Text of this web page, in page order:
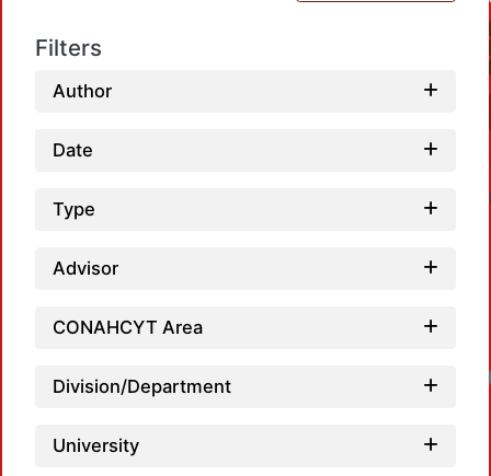
Filters
Author
Date
Type
Advisor
CONAHCYT Area
Division/Department
University